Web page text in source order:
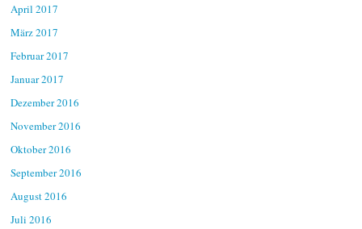
April 2017
März 2017
Februar 2017
Januar 2017
Dezember 2016
November 2016
Oktober 2016
September 2016
August 2016
Juli 2016